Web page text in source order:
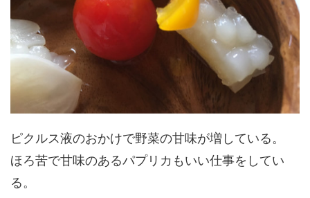
ピクルス液のおかけで野菜の甘味が増している。
ほろ苦で甘味のあるパプリカもいい仕事をしてい
る。